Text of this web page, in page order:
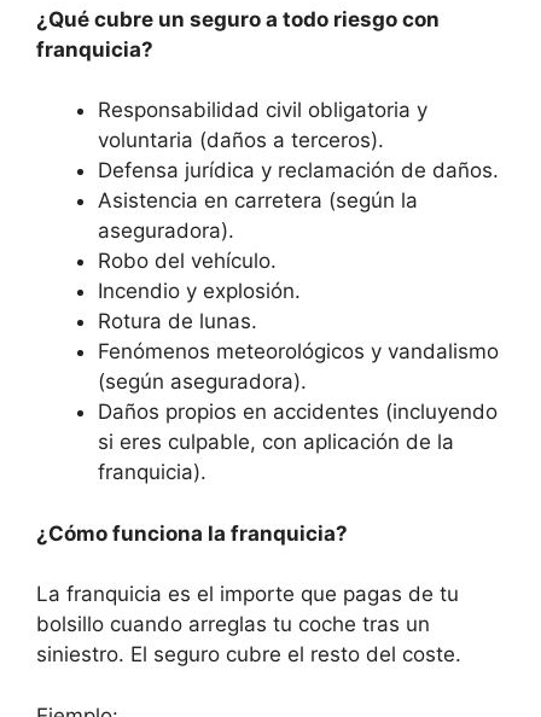
¿Qué cubre un seguro a todo riesgo con
franquicia?
Responsabilidad civil obligatoria y
voluntaria (daños a terceros).
Defensa jurídica y reclamación de daños.
Asistencia en carretera (según la
aseguradora).
Robo del vehículo.
Incendio y explosión.
Rotura de lunas.
Fenómenos meteorológicos y vandalismo
(según aseguradora).
Daños propios en accidentes (incluyendo
si eres culpable, con aplicación de la
franquicia).
¿Cómo funciona la franquicia?
La franquicia es el importe que pagas de tu
bolsillo cuando arreglas tu coche tras un
siniestro. El seguro cubre el resto del coste.